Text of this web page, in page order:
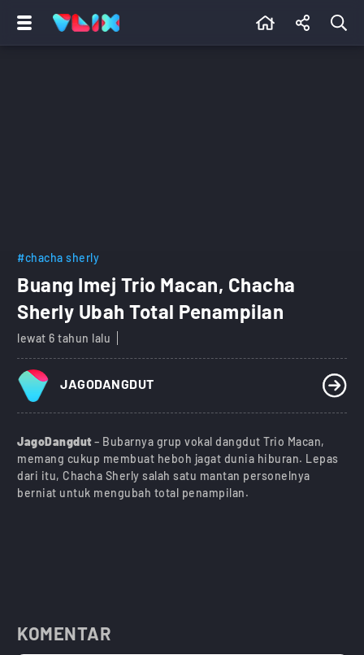
#chacha sherly
Buang Imej Trio Macan, Chacha
Sherly Ubah Total Penampilan
lewat 6 tahun lalu
JAGODANGDUT
JagoDangdut– Bubarnya grup vokal dangdut Trio Macan,
memang cukup membuat heboh jagat dunia hiburan. Lepas
dari itu, Chacha Sherly salah satu mantan personelnya
berniat untuk mengubah total penampilan.
KOMENTAR